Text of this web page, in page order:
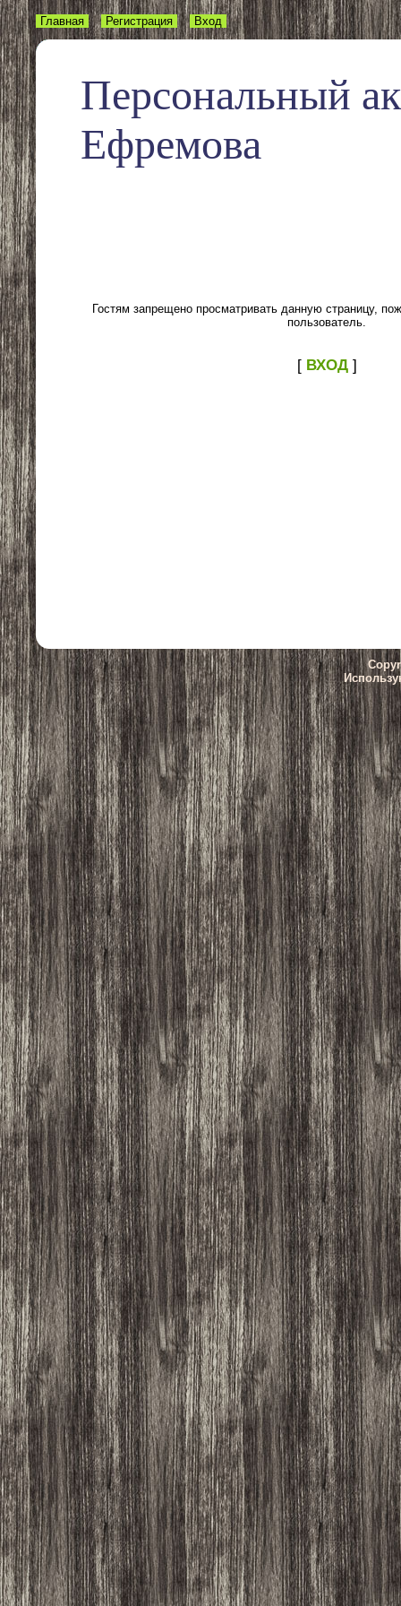
Персональный
Ефремова
Главная Регистрация Вход
Гостям запрещено просматривать данную страницу,
пользователь.
[ ВХОД]